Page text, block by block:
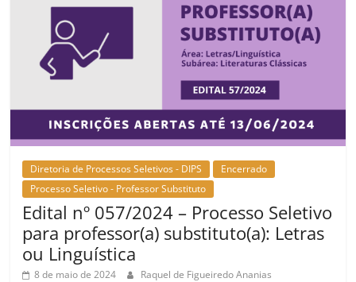
Diretoria de Processos Seletivos - DIPS
Encerrado
Processo Seletivo - Professor Substituto
Edital nº 057/2024 – Processo Seletivo
para professor(a) substituto(a): Letras
ou Linguística
8 de maio de 2024 Raquel de Figueiredo Ananias